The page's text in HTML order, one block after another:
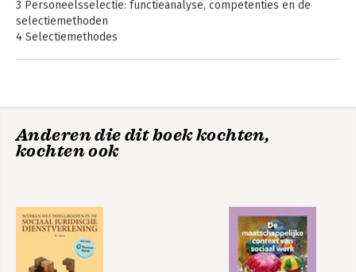
Bekijk alle boeken
3 Personeelsselectie: functieanalyse, competenties en de
selectiemethoden
4 Selectiemethodes
10 Besluitvorming in groepen en teams
11 Leiderschap
Literatuur
Index
Anderen die dit boek kochten,
kochten ook